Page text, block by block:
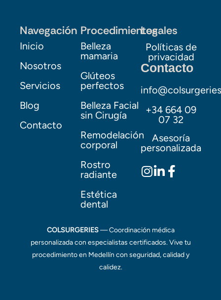
Navegación
Inicio
Nosotros
Servicios
Blog
Contacto
Procedimientos
Belleza
mamaria
Glúteos
perfectos
Belleza Facial
sin Cirugía
Remodelación
corporal
Rostro
radiante
Estética
dental
Legales
Políticas de
privacidad
Contacto
+34 664 09
07 32
Asesoría
personalizada
COLSURGERIES— Coordinación médica
personalizada con especialistas certificados. Vive tu
procedimiento en Medellín con seguridad, calidad y
calidez.